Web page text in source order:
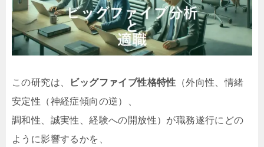
この研究は、 ビッグファイブ性格特性 （外向性、情緒
安定性（神経症傾向の逆）、
調和性、誠実性、経験への開放性）が職務遂行にどの
ように影響するかを、